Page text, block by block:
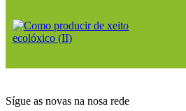
Sígue as novas na nosa rede